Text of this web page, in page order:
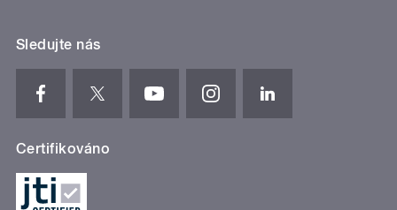
Sledujte nás
Certifikováno